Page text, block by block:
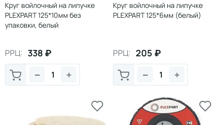
Круг войлочный на липучке
PLEXPART 125*10мм без
упаковки, белый
РРЦ: 338 ₽
+
−
Круг войлочный на липучке
PLEXPART 125*6мм (белый)
РРЦ: 205 ₽
+
−